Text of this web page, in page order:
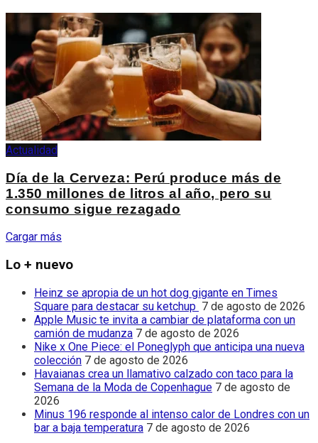
Actualidad
Día de la Cerveza: Perú produce más de
1.350 millones de litros al año, pero su
consumo sigue rezagado
Cargar más
Lo + nuevo
Heinz se apropia de un hot dog gigante en Times
Square para destacar su ketchup 7 de agosto de 2026
Apple Music te invita a cambiar de plataforma con un
camión de mudanza 7 de agosto de 2026
Nike x One Piece: el Poneglyph que anticipa una nueva
colección 7 de agosto de 2026
Havaianas crea un llamativo calzado con taco para la
Semana de la Moda de Copenhague 7 de agosto de
2026
Minus 196 responde al intenso calor de Londres con un
bar a baja temperatura 7 de agosto de 2026